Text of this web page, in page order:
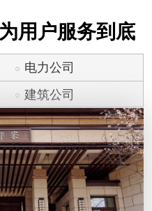
用户服务到底
电力公司
建筑公司